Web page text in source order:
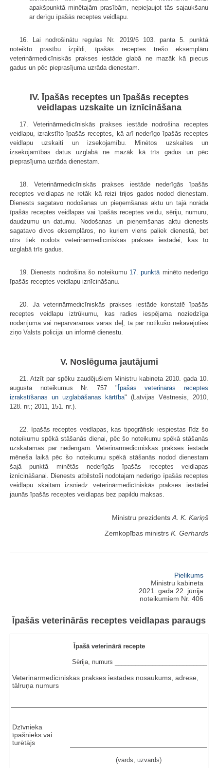
apakšpunktā minētajām prasībām, nepieļaujot tās sajaukšanu
ar derīgu īpašās receptes veidlapu.
16. Lai nodrošinātu regulas Nr. 2019/6 103. panta 5. punktā
noteikto prasību izpildi, īpašās receptes trešo eksemplāru
veterinārmedicīniskās prakses iestāde glabā ne mazāk kā piecus
gadus un pēc pieprasījuma uzrāda dienestam.
IV. Īpašās receptes un īpašās receptes
veidlapas uzskaite un iznīcināšana
17. Veterinārmedicīniskās prakses iestāde nodrošina receptes
veidlapu, izrakstīto īpašās receptes, kā arī nederīgo īpašās receptes
veidlapu uzskaiti un izsekojamību. Minētos uzskaites un
izsekojamības datus uzglabā ne mazāk kā trīs gadus un pēc
pieprasījuma uzrāda dienestam.
18. Veterinārmedicīniskās prakses iestāde nederīgās īpašās
receptes veidlapas ne retāk kā reizi trijos gados nodod dienestam.
Dienests sagatavo nodošanas un pieņemšanas aktu un tajā norāda
īpašās receptes veidlapas vai īpašās receptes veidu, sēriju, numuru,
daudzumu un datumu. Nodošanas un pieņemšanas aktu dienests
sagatavo divos eksemplāros, no kuriem viens paliek dienestā, bet
otrs tiek nodots veterinārmedicīniskās prakses iestādei, kas to
uzglabā trīs gadus.
19. Dienests nodrošina šo noteikumu 17. punktā minēto nederīgo
īpašās receptes veidlapu iznīcināšanu.
20. Ja veterinārmedicīniskās prakses iestāde konstatē īpašās
receptes veidlapu iztrūkumu, kas radies iespējama noziedzīga
nodarījuma vai nepārvaramas varas dēļ, tā par notikušo nekavējoties
ziņo Valsts policijai un informē dienestu.
V. Noslēguma jautājumi
21. Atzīt par spēku zaudējušiem Ministru kabineta 2010. gada 10.
augusta noteikumus Nr. 757 "Īpašās veterinārās receptes
izrakstīšanas un uzglabāšanas kārtība" (Latvijas Vēstnesis, 2010,
128. nr.; 2011, 151. nr.).
22. Īpašās receptes veidlapas, kas tipogrāfiski iespiestas līdz šo
noteikumu spēkā stāšanās dienai, pēc šo noteikumu spēkā stāšanās
uzskatāmas par nederīgām. Veterinārmedicīniskās prakses iestāde
mēneša laikā pēc šo noteikumu spēkā stāšanās nodod dienestam
šajā punktā minētās nederīgās īpašās receptes veidlapas
iznīcināšanai. Dienests atbilstoši nodotajam nederīgo īpašās receptes
veidlapu skaitam izsniedz veterinārmedicīniskās prakses iestādei
jaunās īpašās receptes veidlapas bez papildu maksas.
Ministru prezidents A. K. Kariņš
Zemkopības ministrs K. Gerhards
Pielikums
Ministru kabineta
2021. gada 22. jūnija
noteikumiem Nr. 406
Īpašās veterinārās receptes veidlapas paraugs
Īpašā veterinārā recepte
Sērija, numurs ___________________________
Veterinārmedicīniskās prakses iestādes nosaukums, adrese,
tālruņa numurs
Dzīvnieka
īpašnieks vai
turētājs
(vārds, uzvārds)